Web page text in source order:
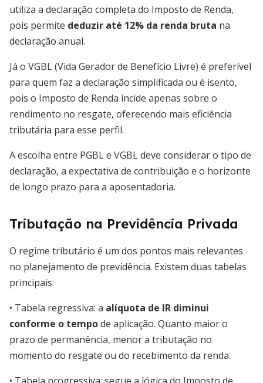
utiliza a declaração completa do Imposto de Renda,
pois permite deduzir até 12% da renda bruta na
declaração anual.
Já o VGBL (Vida Gerador de Benefício Livre) é preferível
para quem faz a declaração simplificada ou é isento,
pois o Imposto de Renda incide apenas sobre o
rendimento no resgate, oferecendo mais eficiência
tributária para esse perfil.
A escolha entre PGBL e VGBL deve considerar o tipo de
declaração, a expectativa de contribuição e o horizonte
de longo prazo para a aposentadoria.
Tributação na Previdência Privada
O regime tributário é um dos pontos mais relevantes
no planejamento de previdência. Existem duas tabelas
principais:
• Tabela regressiva: a alíquota de IR diminui
conforme o tempode aplicação. Quanto maior o
prazo de permanência, menor a tributação no
momento do resgate ou do recebimento da renda.